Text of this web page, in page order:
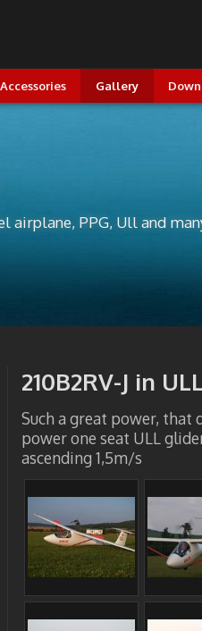
Accessories Gallery
airplane, PPG, Ull and
210B2RV-J in
Such a great power, that
power one seat ULL
ascending 1,5m/s